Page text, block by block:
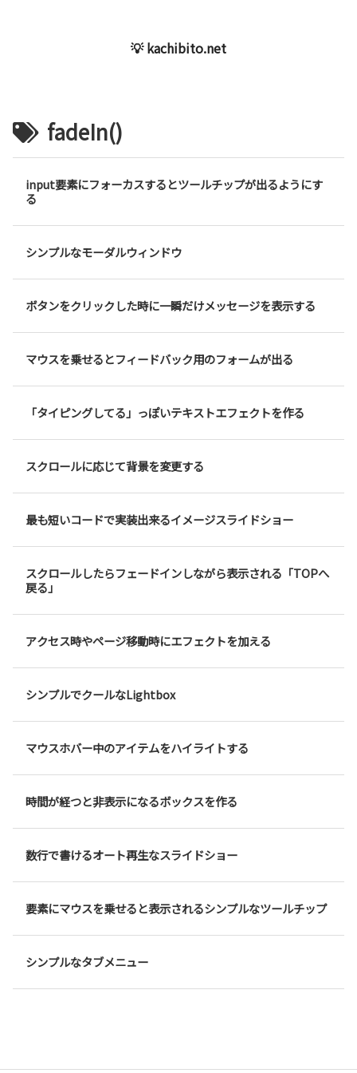
💡 kachibito.net
fadeIn()
input要素にフォーカスするとツールチップが出るようにす
る
シンプルなモーダルウィンドウ
ボタンをクリックした時に一瞬だけメッセージを表示する
マウスを乗せるとフィードバック用のフォームが出る
「タイピングしてる」っぽいテキストエフェクトを作る
スクロールに応じて背景を変更する
最も短いコードで実装出来るイメージスライドショー
スクロールしたらフェードインしながら表示される「TOPへ
戻る」
アクセス時やページ移動時にエフェクトを加える
シンプルでクールなLightbox
マウスホバー中のアイテムをハイライトする
時間が経つと非表示になるボックスを作る
数行で書けるオート再生なスライドショー
要素にマウスを乗せると表示されるシンプルなツールチップ
シンプルなタブメニュー